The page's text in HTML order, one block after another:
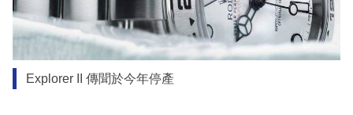
Explorer II 傳聞於今年停產